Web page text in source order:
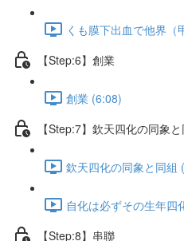
くも膜下出血で他界
【Step:6】創業
創業 (6:08)
【Step:7】欽天四化の同象と
欽天四化の同象と同組
自化は必ずその生年四
【Step:8】串聯